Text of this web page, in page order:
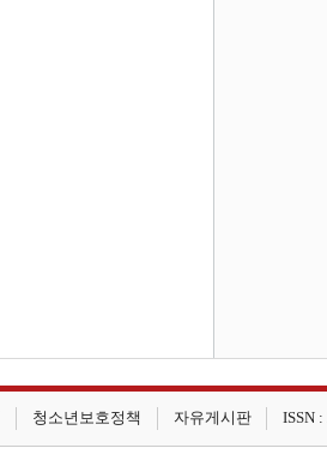
청소년보호정책 자유게시판 ISSN